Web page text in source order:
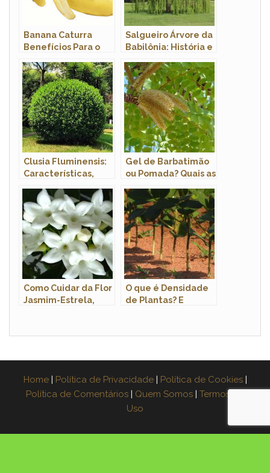
Banana Caturra
Benefícios Para o
Salgueiro Árvore da
Babilônia: História e
Clusia Fluminensis:
Características,
Mudas e Fotos
Gel de Barbatimão
ou Pomada? Quais as
Vantagens?
Como Cuidar da Flor
Jasmim-Estrela,
O que é Densidade
de Plantas? E
Home | Política de Privacidade | Política de Cookies |
Política de Comentários | Quem Somos | Termos de
Uso